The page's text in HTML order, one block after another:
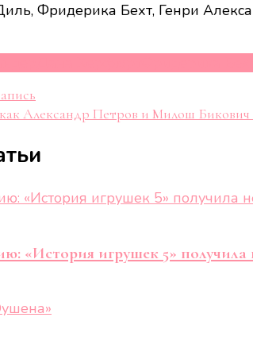
Фридерика Бехт, Генри
Александр Петров и Милош Бикович
«История игрушек 5»